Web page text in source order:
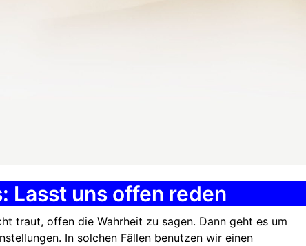
Lasst uns offen reden
traut, offen die Wahrheit zu sagen. Dann geht es um
In solchen Fällen benutzen wir einen